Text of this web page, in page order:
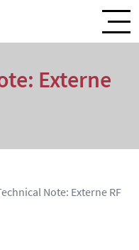
Externe
Note: Externe RF